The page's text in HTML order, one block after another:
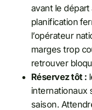
avant le
planification
l’opérateur
marges trop
retrouver
Réservez tôt :
internationaux
saison.